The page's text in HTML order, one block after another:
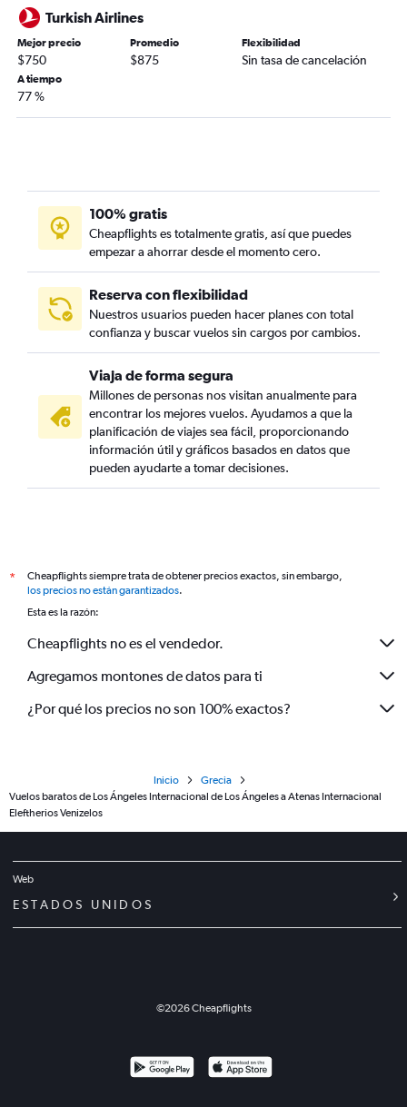
Turkish Airlines
Mejor precio
$750
Promedio
$875
Flexibilidad
Sin tasa de cancelación
A tiempo
77 %
100% gratis
Cheapflights es totalmente gratis, así que puedes
empezar a ahorrar desde el momento cero.
Reserva con flexibilidad
Nuestros usuarios pueden hacer planes con total
confianza y buscar vuelos sin cargos por cambios.
Viaja de forma segura
Millones de personas nos visitan anualmente para
encontrar los mejores vuelos. Ayudamos a que la
planificación de viajes sea fácil, proporcionando
información útil y gráficos basados en datos que
pueden ayudarte a tomar decisiones.
*
Cheapflights siempre trata de obtener precios exactos, sin embargo,
los precios no están garantizados.
Esta es la razón:
Cheapflights no es el vendedor.
Agregamos montones de datos para ti
¿Por qué los precios no son 100% exactos?
Inicio
Grecia
Vuelos baratos de Los Ángeles Internacional de Los Ángeles a Atenas Internacional
Eleftherios Venizelos
Web
ESTADOS UNIDOS
©2026Cheapflights